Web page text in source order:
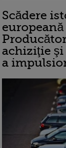
Scădere
achiziţie şi
a